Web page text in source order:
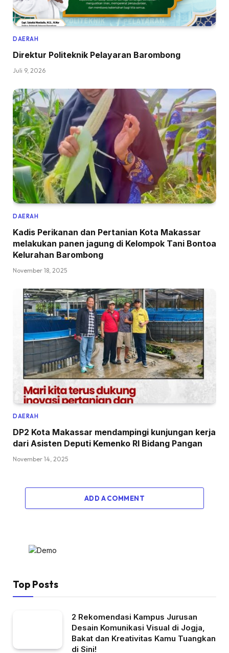
DAERAH
Direktur Politeknik Pelayaran Barombong
Juli 9, 2026
DAERAH
Kadis Perikanan dan Pertanian Kota Makassar
melakukan panen jagung di Kelompok Tani Bontoa
Kelurahan Barombong
November 18, 2025
DAERAH
DP2 Kota Makassar mendampingi kunjungan kerja
dari Asisten Deputi Kemenko RI Bidang Pangan
November 14, 2025
ADD A COMMENT
Top Posts
2 Rekomendasi Kampus Jurusan
Desain Komunikasi Visual di Jogja,
Bakat dan Kreativitas Kamu Tuangkan
di Sini!